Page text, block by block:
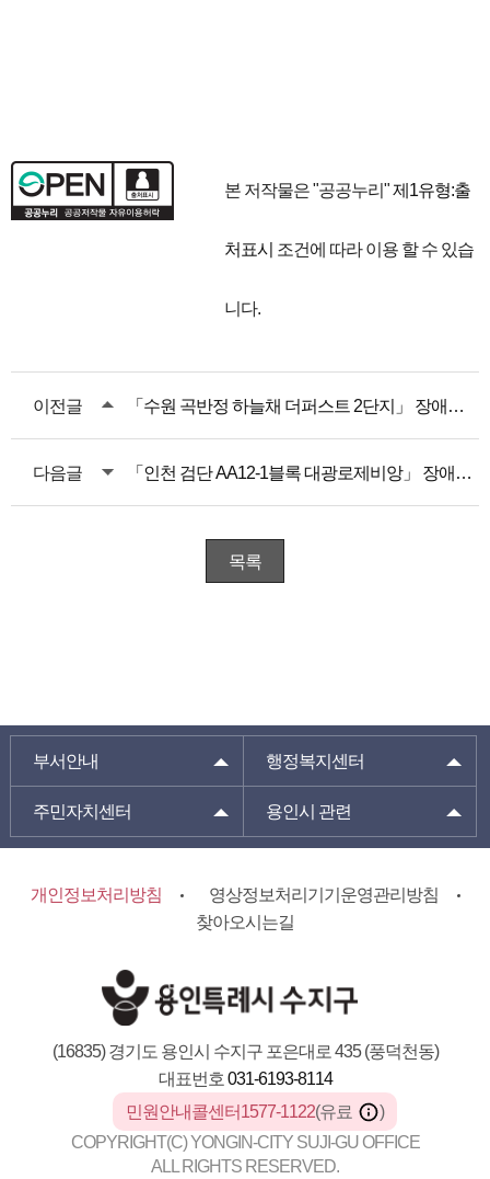
본 저작물은 "공공누리"제1유형:출
처표시 조건에 따라 이용 할 수 있습
니다.
이전글 「수원 곡반정 하늘채 더퍼스트 2단지」 장애인 특별공급 일정 변경 안내
다음글 「인천 검단 AA12-1블록 대광로제비앙」 장애인 특별공급 안내
목록
부서안내 행정복지센터
주민자치센터 용인시 관련
개인정보처리방침
영상정보처리기기운영관리방침
찾아오시는길
(16835) 경기도 용인시 수지구 포은대로 435 (풍덕천동)
대표번호 031-6193-8114
민원안내콜센터1577-1122(유료
)
COPYRIGHT(C) YONGIN-CITY SUJI-GU OFFICE
ALL RIGHTS RESERVED.